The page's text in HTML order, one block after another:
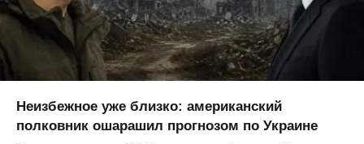
Неизбежное уже близко: американский
полковник ошарашил прогнозом по Украине